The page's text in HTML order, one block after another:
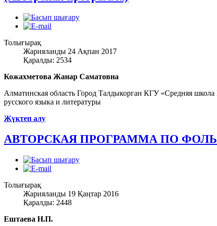
Толығырақ
Жарияланды 24 Ақпан 2017
Қаралды: 2534
Кожахметова Жанар Саматовна
Алматинская область Город Талдыкорган КГУ «Средняя
русского языка и литературы
Жүктеп алу
АВТОРСКАЯ ПРОГРАММА ПО
Толығырақ
Жарияланды 19 Қаңтар 2016
Қаралды: 2448
Ештаева Н.П.